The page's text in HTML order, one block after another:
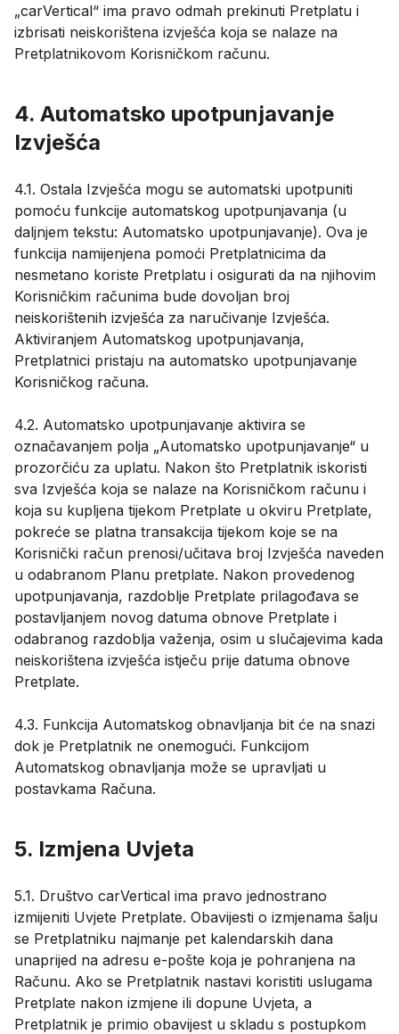
„carVertical“ ima pravo odmah prekinuti Pretplatu i
izbrisati neiskorištena izvješća koja se nalaze na
Pretplatnikovom Korisničkom računu.
4. Automatsko upotpunjavanje
Izvješća
4.1. Ostala Izvješća mogu se automatski upotpuniti
pomoću funkcije automatskog upotpunjavanja (u
daljnjem tekstu: Automatsko upotpunjavanje). Ova je
funkcija namijenjena pomoći Pretplatnicima da
nesmetano koriste Pretplatu i osigurati da na njihovim
Korisničkim računima bude dovoljan broj
neiskorištenih izvješća za naručivanje Izvješća.
Aktiviranjem Automatskog upotpunjavanja,
Pretplatnici pristaju na automatsko upotpunjavanje
Korisničkog računa.
4.2. Automatsko upotpunjavanje aktivira se
označavanjem polja „Automatsko upotpunjavanje“ u
prozorčiću za uplatu. Nakon što Pretplatnik iskoristi
sva Izvješća koja se nalaze na Korisničkom računu i
koja su kupljena tijekom Pretplate u okviru Pretplate,
pokreće se platna transakcija tijekom koje se na
Korisnički račun prenosi/učitava broj Izvješća naveden
u odabranom Planu pretplate. Nakon provedenog
upotpunjavanja, razdoblje Pretplate prilagođava se
postavljanjem novog datuma obnove Pretplate i
odabranog razdoblja važenja, osim u slučajevima kada
neiskorištena izvješća istječu prije datuma obnove
Pretplate.
4.3. Funkcija Automatskog obnavljanja bit će na snazi
dok je Pretplatnik ne onemogući. Funkcijom
Automatskog obnavljanja može se upravljati u
postavkama Računa.
5. Izmjena Uvjeta
5.1. Društvo carVertical ima pravo jednostrano
izmijeniti Uvjete Pretplate. Obavijesti o izmjenama šalju
se Pretplatniku najmanje pet kalendarskih dana
unaprijed na adresu e-pošte koja je pohranjena na
Računu. Ako se Pretplatnik nastavi koristiti uslugama
Pretplate nakon izmjene ili dopune Uvjeta, a
Pretplatnik je primio obavijest u skladu s postupkom